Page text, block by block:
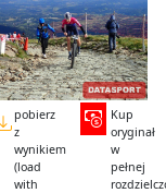
pobierz
z
wynikiem
(load
with
Kup
oryginał
w
pełnej